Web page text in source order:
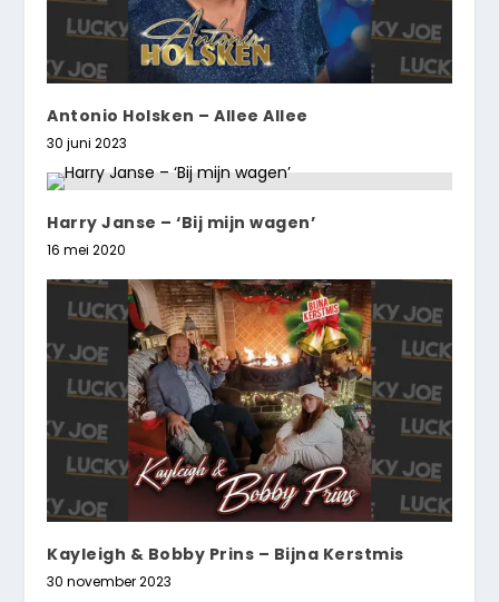
Antonio Holsken – Allee Allee
30 juni 2023
Harry Janse – ‘Bij mijn wagen’
16 mei 2020
Kayleigh & Bobby Prins – Bijna Kerstmis
30 november 2023